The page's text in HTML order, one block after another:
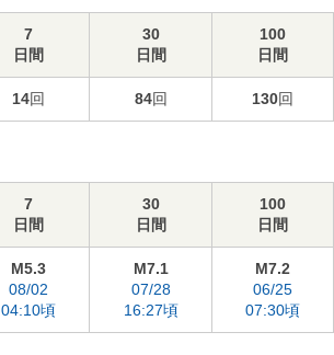
7
日間
30
日間
100
日間
14回 84回 130回
7
日間
30
日間
100
日間
M5.3
08/02
04:10頃
M7.1
07/28
16:27頃
M7.2
06/25
07:30頃